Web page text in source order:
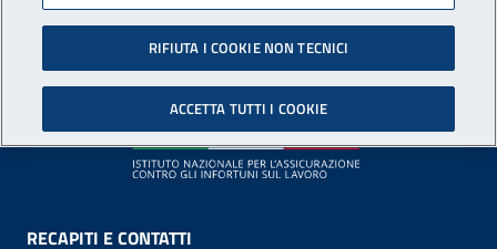
Footer
RECAPITI E CONTATTI
RIFIUTA I COOKIE NON TECNICI
ACCETTA TUTTI I COOKIE